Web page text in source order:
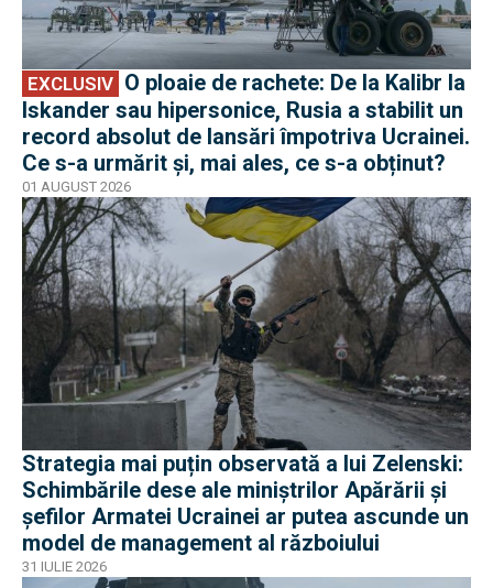
EXCLUSIV
Iskander sau hipersonice, Rusia a stabilit un
record absolut de lansări împotriva Ucrainei.
Ce s-a urmărit și, mai ales, ce s-a obținut?
01 AUGUST 2026
Strategia mai puțin observată a lui Zelenski:
Schimbările dese ale miniștrilor Apărării și
șefilor Armatei Ucrainei ar putea ascunde un
model de management al războiului
31 IULIE 2026